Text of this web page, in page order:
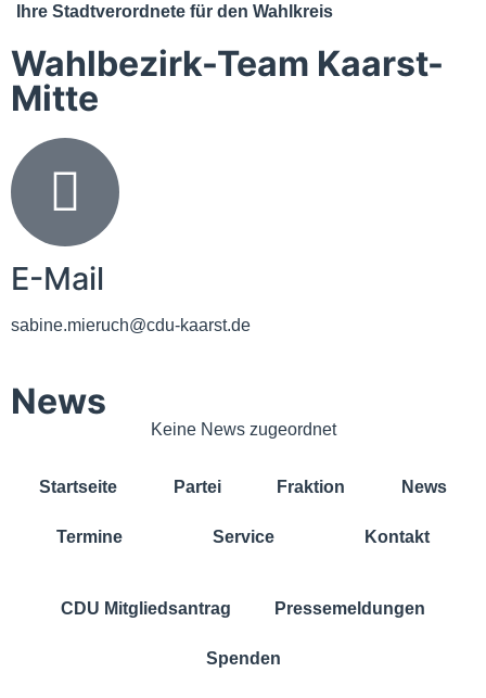
Ihre Stadtverordnete für den Wahlkreis
Wahlbezirk-Team Kaarst-
Mitte
E-Mail
sabine.mieruch@cdu-kaarst.de
News
Keine News zugeordnet
Startseite Partei Fraktion News
Termine Service Kontakt
CDU Mitgliedsantrag Pressemeldungen
Spenden